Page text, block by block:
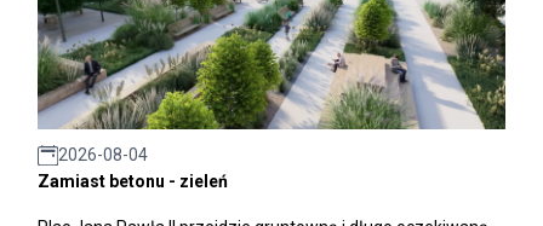
2026-08-04
Zamiast betonu - zieleń